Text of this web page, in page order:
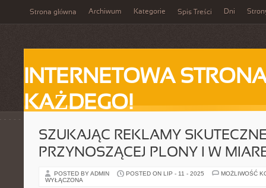
Strona główna Archiwum Kategorie Spis Treści Dni
INTERNETOWA
KAŻDEGO!
SZUKAJĄC REKLAMY
PRZYNOSZĄCEJ PLONY I W
POSTED BY ADMIN POSTED ON LIP - 11 - 2025
MOŻLIWOŚĆ
WYŁĄCZONA